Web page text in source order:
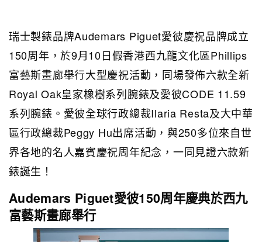
瑞士製錶品牌Audemars Piguet愛彼慶祝品牌成立
150周年，於9月10日假香港西九龍文化區Phillips
富藝斯畫廊舉行大型慶祝活動，同場發佈六款全新
Royal Oak皇家橡樹系列腕錶及愛彼CODE 11.59
系列腕錶。愛彼全球行政總裁Ilaria Resta及大中華
區行政總裁Peggy Hu出席活動，與250多位來自世
界各地的名人嘉賓慶祝周年紀念，一同見證六款新
錶誕生！
Audemars Piguet愛彼150周年慶典於西九
富藝斯畫廊舉行